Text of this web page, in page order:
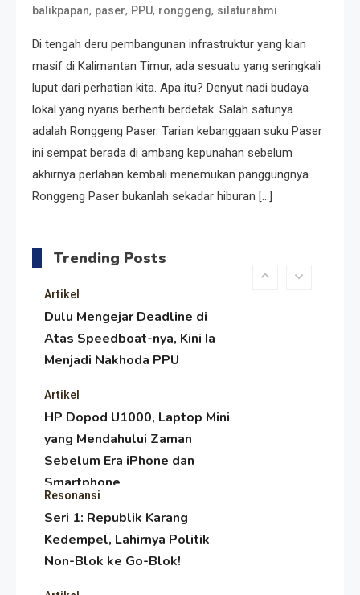
balikpapan, paser, PPU, ronggeng, silaturahmi
Di tengah deru pembangunan infrastruktur yang kian
masif di Kalimantan Timur, ada sesuatu yang seringkali
luput dari perhatian kita. Apa itu? Denyut nadi budaya
lokal yang nyaris berhenti berdetak. Salah satunya
adalah Ronggeng Paser. Tarian kebanggaan suku Paser
ini sempat berada di ambang kepunahan sebelum
akhirnya perlahan kembali menemukan panggungnya.
Ronggeng Paser bukanlah sekadar hiburan […]
Trending Posts
Menelusuri Akar Sejarah Ulang
Tahun PPU, Pertentangan
Bulan Peringatan vs
Pengesahan UU 7/2002
Resonansi
Satire Politik Karang
Kedempel: Saat Presiden
Gareng Lebih Sibuk Orasi
daripada Urus Nasi
Artikel
Paser Melawan Arus Zaman
Artikel
Dulu Mengejar Deadline di
Atas Speedboat-nya, Kini Ia
Menjadi Nakhoda PPU
Artikel
HP Dopod U1000, Laptop Mini
yang Mendahului Zaman
Sebelum Era iPhone dan
Smartphone
Resonansi
Seri 1: Republik Karang
Kedempel, Lahirnya Politik
Non-Blok ke Go-Blok!